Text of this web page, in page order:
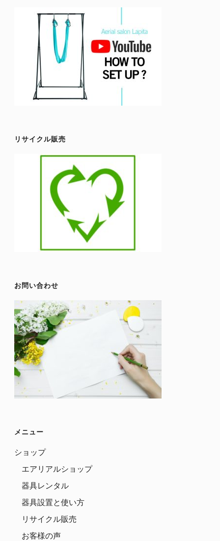
リサイクル販売
お問い合わせ
メニュー
ショップ
エアリアルショップ
器具レンタル
器具設置と使い方
リサイクル販売
お客様の声